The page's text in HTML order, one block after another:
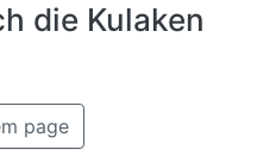
die Kulaken
page